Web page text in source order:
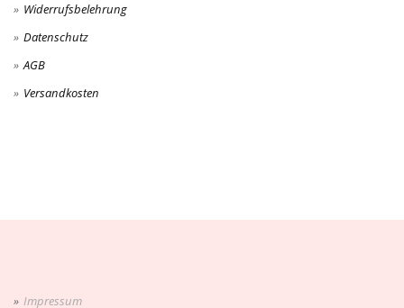
Widerrufsbelehrung
Datenschutz
AGB
Versandkosten
Impressum